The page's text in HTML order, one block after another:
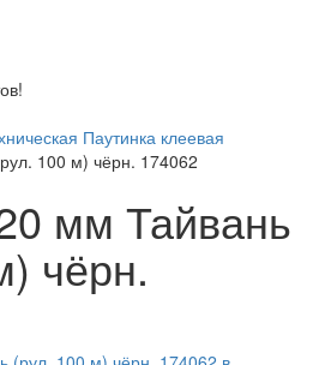
Паутинка клеевая
100 м) чёрн. 174062
мм Тайвань
чёрн.